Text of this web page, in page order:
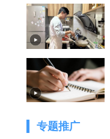
专题推广